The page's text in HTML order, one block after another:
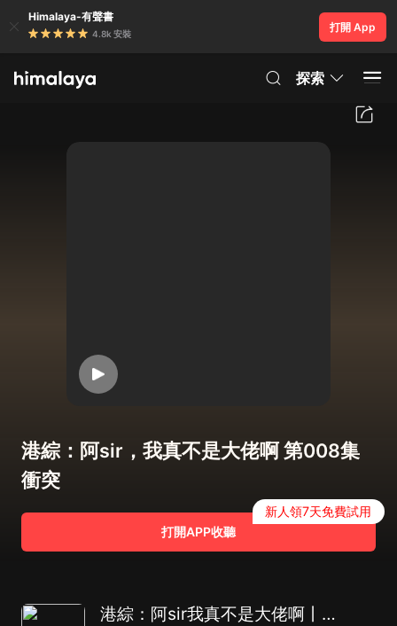
Himalaya-有聲書
4.8k 安裝
打開 App
探索
港綜：阿sir，我真不是大佬啊 第008集
衝突
打開APP收聽
新人領7天免費試用
港綜：阿sir我真不是大佬啊丨九龍城寨之圍城丨熱血